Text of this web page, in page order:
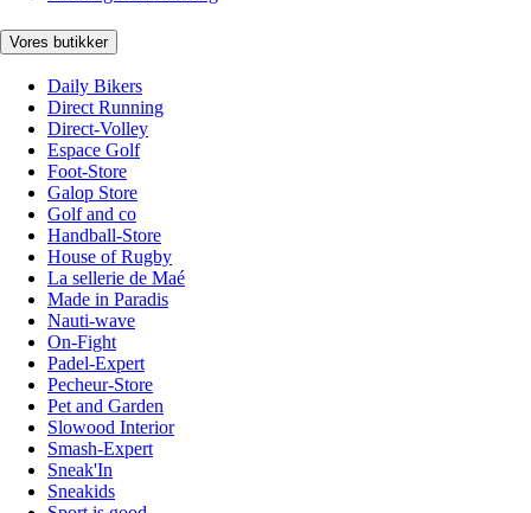
Vores butikker
Daily Bikers
Direct Running
Direct-Volley
Espace Golf
Foot-Store
Galop Store
Golf and co
Handball-Store
House of Rugby
La sellerie de Maé
Made in Paradis
Nauti-wave
On-Fight
Padel-Expert
Pecheur-Store
Pet and Garden
Slowood Interior
Smash-Expert
Sneak'In
Sneakids